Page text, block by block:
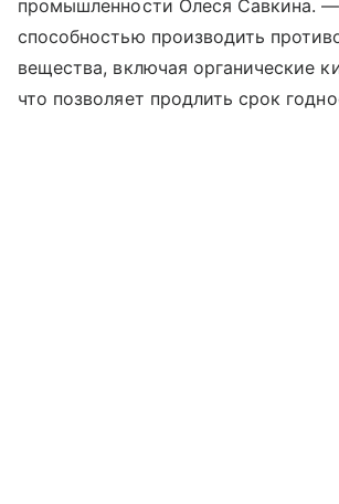
промышленности Олеся Савкина.
способностью производить
вещества, включая органические
что позволяет продлить срок